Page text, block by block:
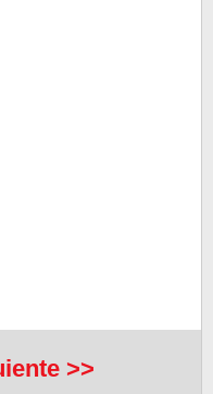
>>